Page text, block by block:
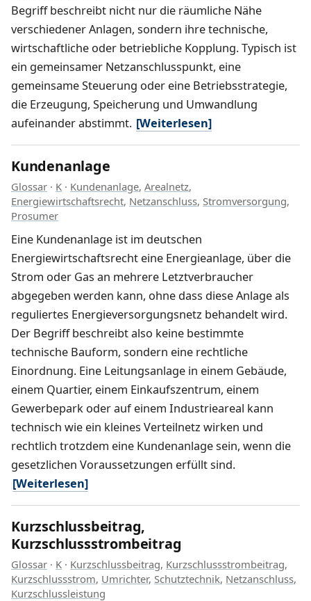
Begriff beschreibt nicht nur die räumliche Nähe
verschiedener Anlagen, sondern ihre technische,
wirtschaftliche oder betriebliche Kopplung. Typisch ist
ein gemeinsamer Netzanschlusspunkt, eine
gemeinsame Steuerung oder eine Betriebsstrategie,
die Erzeugung, Speicherung und Umwandlung
aufeinander abstimmt. [Weiterlesen]
Kundenanlage
Glossar · K · Kundenanlage, Arealnetz,
Energiewirtschaftsrecht, Netzanschluss, Stromversorgung,
Prosumer
Eine Kundenanlage ist im deutschen
Energiewirtschaftsrecht eine Energieanlage, über die
Strom oder Gas an mehrere Letztverbraucher
abgegeben werden kann, ohne dass diese Anlage als
reguliertes Energieversorgungsnetz behandelt wird.
Der Begriff beschreibt also keine bestimmte
technische Bauform, sondern eine rechtliche
Einordnung. Eine Leitungsanlage in einem Gebäude,
einem Quartier, einem Einkaufszentrum, einem
Gewerbepark oder auf einem Industrieareal kann
technisch wie ein kleines Verteilnetz wirken und
rechtlich trotzdem eine Kundenanlage sein, wenn die
gesetzlichen Voraussetzungen erfüllt sind.
[Weiterlesen]
Kurzschlussbeitrag,
Kurzschlussstrombeitrag
Glossar · K · Kurzschlussbeitrag, Kurzschlussstrombeitrag,
Kurzschlussstrom, Umrichter, Schutztechnik, Netzanschluss,
Kurzschlussleistung